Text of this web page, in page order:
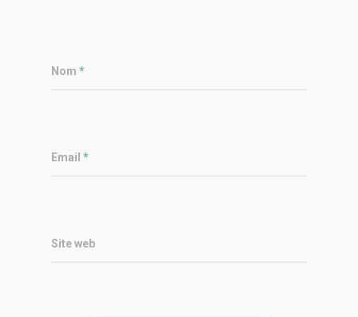
Nom *
Email *
Site web